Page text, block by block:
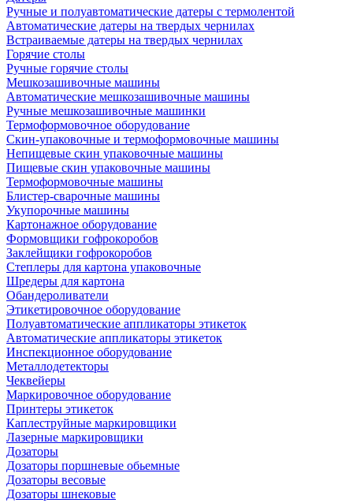
Ручные и полуавтоматические датеры с термолентой
Автоматические датеры на твердых чернилах
Встраиваемые датеры на твердых чернилах
Горячие столы
Ручные горячие столы
Мешкозашивочные машины
Автоматические мешкозашивочные машины
Ручные мешкозашивочные машинки
Термоформовочное оборудование
Скин-упаковочные и термоформовочные машины
Непищевые скин упаковочные машины
Пищевые скин упаковочные машины
Термоформовочные машины
Блистер-сварочные машины
Укупорочные машины
Картонажное оборудование
Формовщики гофрокоробов
Заклейщики гофрокоробов
Степлеры для картона упаковочные
Шредеры для картона
Обандероливатели
Этикетировочное оборудование
Полуавтоматические аппликаторы этикеток
Автоматические аппликаторы этикеток
Инспекционное оборудование
Металлодетекторы
Чеквейеры
Маркировочное оборудование
Принтеры этикеток
Каплеструйные маркировщики
Лазерные маркировщики
Дозаторы
Дозаторы поршневые обьемные
Дозаторы весовые
Дозаторы шнековые